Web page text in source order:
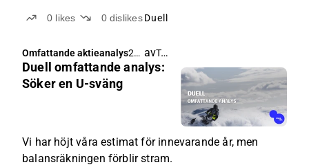
0 likes 0 dislikes Duell
Omfattande aktieanalys20
26-
av Tommi Saarinen
Duell omfattande analys:
Söker en U-sväng
Vi har höjt våra estimat för innevarande år, men
balansräkningen förblir stram.